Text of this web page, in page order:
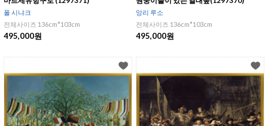
폴 시냐크
전체사이즈 136cm*103cm
495,000원
앙리 루소
전체사이즈 136cm*103cm
495,000원